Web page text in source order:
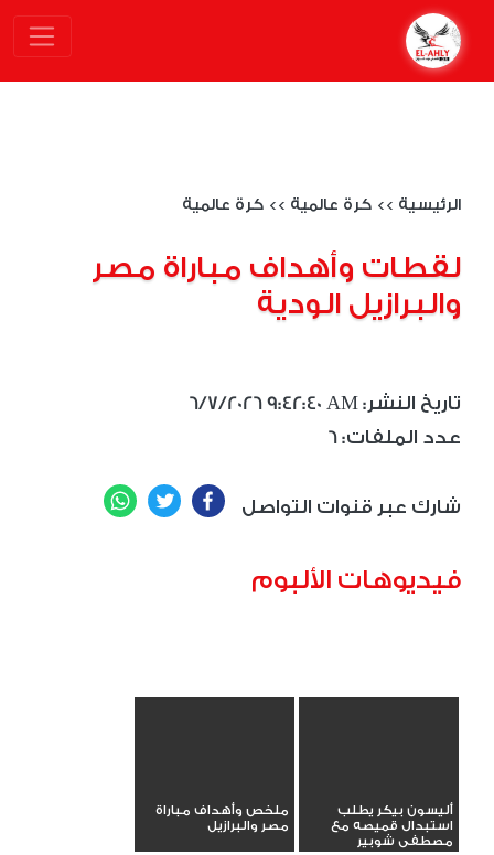
الرئيسية >> كرة عالمية >> كرة عالمية
لقطات وأهداف مباراة مصر
والبرازيل الودية
6/7/2026 9:42:40 AM :تاريخ النشر
6 :عدد الملفات
شارك عبر قنوات التواصل Facebook
Twitter
فيديوهات الألبوم
أليسون بيكر يطلب
استبدال قميصه مع
مصطفى شوبير
ملخص وأهداف مباراة
مصر والبرازيل